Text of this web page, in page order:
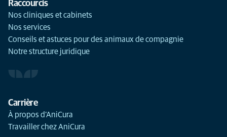
Raccourcis
Nos cliniques et cabinets
Nos services
Conseils et astuces pour des animaux de compagnie
Notre structure juridique
Carrière
À propos d’AniCura
Travailler chez AniCura